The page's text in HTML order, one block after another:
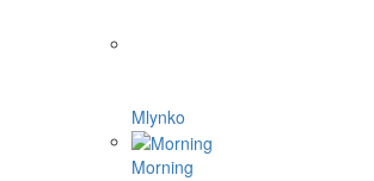
Mlynko
Morning